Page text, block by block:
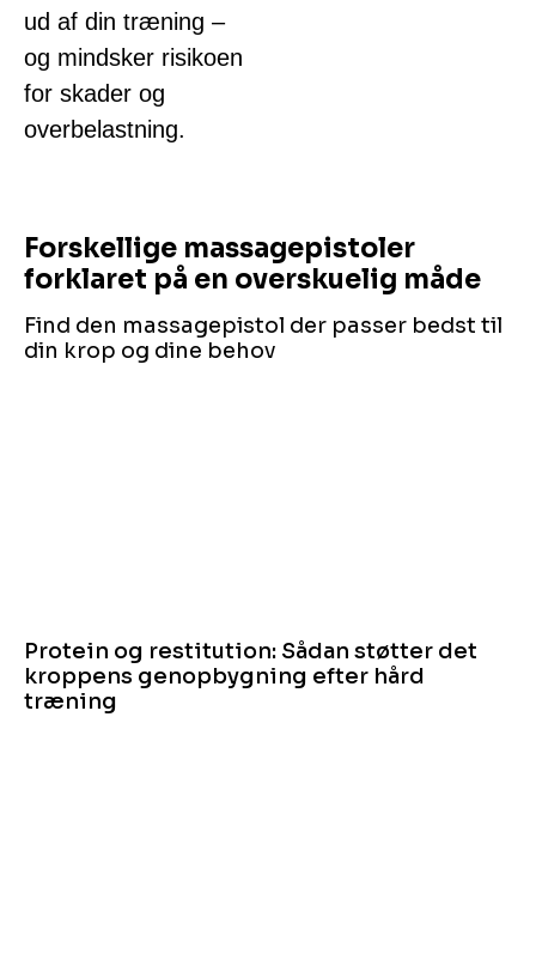
ud af din træning –
og mindsker risikoen
for skader og
overbelastning.
Forskellige massagepistoler
forklaret på en overskuelig måde
Find den massagepistol der passer bedst til
din krop og dine behov
Protein og restitution: Sådan støtter det
kroppens genopbygning efter hård
træning